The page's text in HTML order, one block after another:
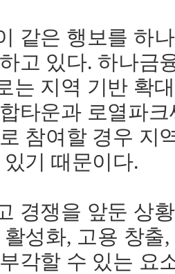
같은 행보를 하
고 있다. 하나금
는 지역 기반 확
타운과 로열파
참여할 경우 지
기 때문이다.
경쟁을 앞둔 상
성화, 고용 창출
각할 수 있는 요